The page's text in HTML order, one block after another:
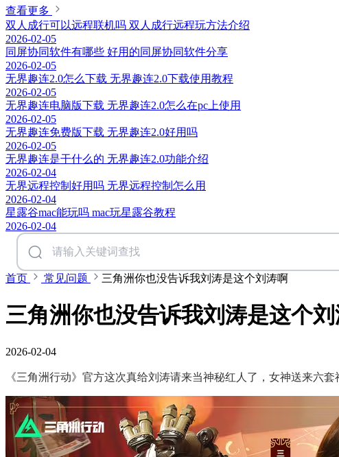
查看更多
双人成行可以远程联机吗 双人成行远程玩方法介绍
2026-02-05
同屏协同软件有哪些 好用的同屏协同软件分享
2026-02-05
无界趣连2.0怎么下载 无界趣连2.0下载使用教程
2026-02-05
无界趣连电脑版下载 无界趣连2.0怎么在pc上使用
2026-02-05
无界趣连免费版下载 无界趣连2.0好用吗
2026-02-05
无界趣连是干什么的 无界趣连2.0功能介绍
2026-02-04
无界远程控制好用吗 无界远程控制怎么用
2026-02-04
星露谷mac能玩吗 mac玩星露谷教程
2026-02-04
首页 常见问题 三角洲你也没告诉我刘涛是这个刘涛啊
三角洲你也没告诉我刘涛是这个
2026-02-04
《三角洲行动》官方这次真给刘涛请来当神秘红人了，女神送来六